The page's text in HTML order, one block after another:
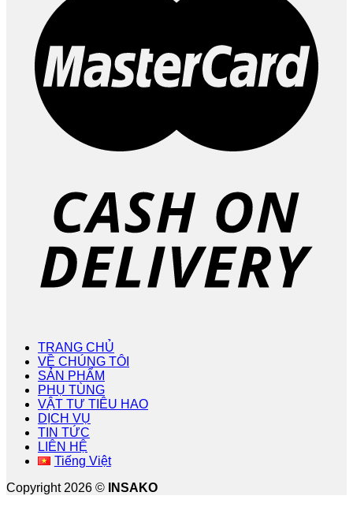
TRANG CHỦ
VỀ CHÚNG TÔI
SẢN PHẨM
PHỤ TÙNG
VẬT TƯ TIÊU HAO
DỊCH VỤ
TIN TỨC
LIÊN HỆ
Tiếng Việt
Copyright 2026 ©
INSAKO